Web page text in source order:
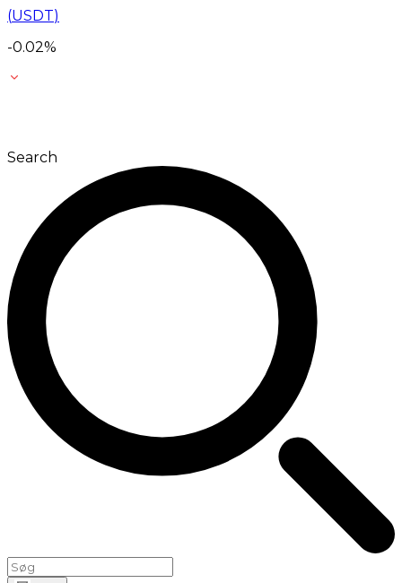
(USDT)
-0.02%
Search